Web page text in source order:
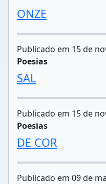
ONZE
Publicado em 15 de
Poesias
SAL
Publicado em 15 de
Poesias
DE COR
Publicado em 09 de